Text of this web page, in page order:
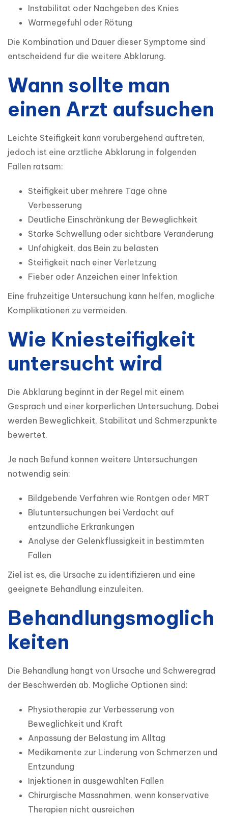
Instabilitat oder Nachgeben des Knies
Warmegefuhl oder Rötung
Die Kombination und Dauer dieser Symptome sind
entscheidend fur die weitere Abklarung.
Wann sollte man
einen Arzt aufsuchen
Leichte Steifigkeit kann vorubergehend auftreten,
jedoch ist eine arztliche Abklarung in folgenden
Fallen ratsam:
Steifigkeit uber mehrere Tage ohne
Verbesserung
Deutliche Einschränkung der Beweglichkeit
Starke Schwellung oder sichtbare Veranderung
Unfahigkeit, das Bein zu belasten
Steifigkeit nach einer Verletzung
Fieber oder Anzeichen einer Infektion
Eine fruhzeitige Untersuchung kann helfen, mogliche
Komplikationen zu vermeiden.
Wie Kniesteifigkeit
untersucht wird
Die Abklarung beginnt in der Regel mit einem
Gesprach und einer korperlichen Untersuchung. Dabei
werden Beweglichkeit, Stabilitat und Schmerzpunkte
bewertet.
Je nach Befund konnen weitere Untersuchungen
notwendig sein:
Bildgebende Verfahren wie Rontgen oder MRT
Blutuntersuchungen bei Verdacht auf
entzundliche Erkrankungen
Analyse der Gelenkflussigkeit in bestimmten
Fallen
Ziel ist es, die Ursache zu identifizieren und eine
geeignete Behandlung einzuleiten.
Behandlungsmoglich
keiten
Die Behandlung hangt von Ursache und Schweregrad
der Beschwerden ab. Mogliche Optionen sind:
Physiotherapie zur Verbesserung von
Beweglichkeit und Kraft
Anpassung der Belastung im Alltag
Medikamente zur Linderung von Schmerzen und
Entzundung
Injektionen in ausgewahlten Fallen
Chirurgische Massnahmen, wenn konservative
Therapien nicht ausreichen